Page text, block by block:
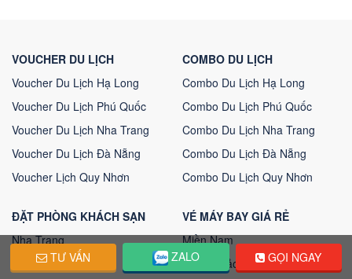
VOUCHER DU LỊCH
Voucher Du Lịch Hạ Long
Voucher Du Lịch Phú Quốc
Voucher Du Lịch Nha Trang
Voucher Du Lịch Đà Nẵng
Voucher Lịch Quy Nhơn
COMBO DU LỊCH
Combo Du Lịch Hạ Long
Combo Du Lịch Phú Quốc
Combo Du Lịch Nha Trang
Combo Du Lịch Đà Nẵng
Combo Du Lịch Quy Nhơn
ĐẶT PHÒNG KHÁCH SẠN
Nha Trang
Đà Nẵng
VÉ MÁY BAY GIÁ RẺ
Miền Nam
Côn đảo
TƯ VẤN ZALO GỌI NGAY